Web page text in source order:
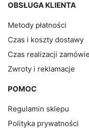
OBSŁUGA KLIENTA
Metody płatności
Czas i koszty dostawy
Czas realizacji
Zwroty i reklamacje
POMOC
Regulamin sklepu
Polityka prywatności